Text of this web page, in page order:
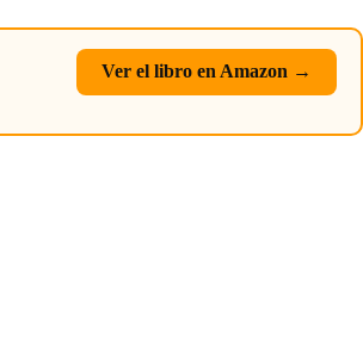
Ver el libro en Amazon →